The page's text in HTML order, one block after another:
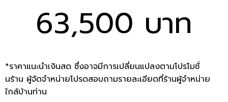
63,500 บาท
*ราคาแนะนำเงินสด ซึ่งอาจมีการเปลี่ยนแปลงตามโปรโมชั่
นร้าน ผู้จัดจำหน่ายโปรดสอบถามรายละเอียดที่ร้านผู้จำหน่าย
ใกล้บ้านท่าน